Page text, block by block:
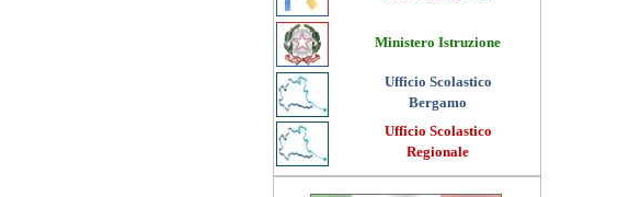
Ministero Istruzione
Ufficio Scolastico
Bergamo
Ufficio Scolastico
Regionale